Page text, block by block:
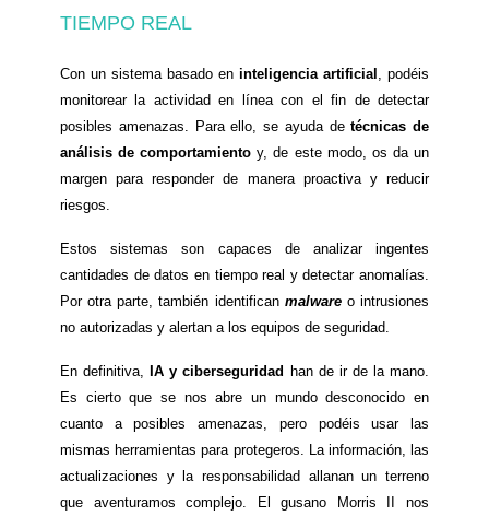
TIEMPO REAL
Con un sistema basado en inteligencia artificial , podéis
monitorear la actividad en línea con el fin de detectar
posibles amenazas. Para ello, se ayuda detécnicas de
análisis de comportamiento y, de este modo, os da un
margen para responder de manera proactiva y reducir
riesgos.
Estos sistemas son capaces de analizar ingentes
cantidades de datos en tiempo real y detectar anomalías.
Por otra parte, también identifican malwareo intrusiones
no autorizadas y alertan a los equipos de seguridad.
En definitiva, IA y ciberseguridad
han de ir de la mano.
Es cierto que se nos abre un mundo desconocido en
cuanto a posibles amenazas, pero podéis usar las
mismas herramientas para protegeros. La información, las
actualizaciones y la responsabilidad allanan un terreno
que aventuramos complejo. El gusano Morris II nos